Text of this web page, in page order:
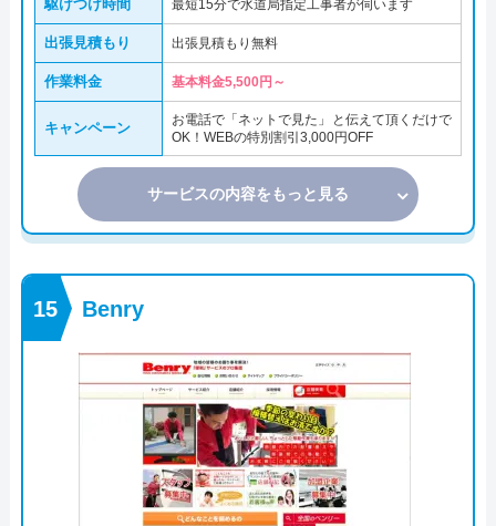
駆けつけ時間 最短15分で水道局指定工事者が伺います
出張見積もり 出張見積もり無料
作業料金 基本料金5,500円～
キャンペーン
お電話で「ネットで見た」と伝えて頂くだけで
OK！WEBの特別割引3,000円OFF
サービスの内容をもっと見る
Benry